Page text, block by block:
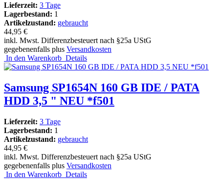
Lieferzeit: 3 Tage
Lagerbestand: 1
Artikelzustand: gebraucht
44,95 €
inkl. Mwst. Differenzbesteuert nach §25a UStG
gegebenenfalls plus Versandkosten
In den Warenkorb Details
Samsung SP1654N 160 GB IDE / PATA
HDD 3,5 " NEU *f501
Lieferzeit: 3 Tage
Lagerbestand: 1
Artikelzustand: gebraucht
44,95 €
inkl. Mwst. Differenzbesteuert nach §25a UStG
gegebenenfalls plus Versandkosten
In den Warenkorb Details